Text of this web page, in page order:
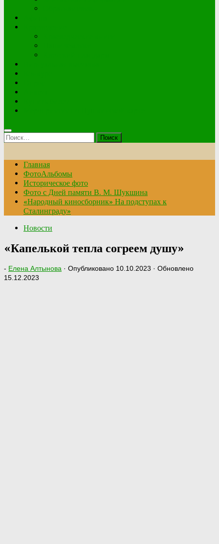
Найти:
Главная
ФотоАльбомы
Историческое фото
Фото с Дней памяти В. М. Шукшина
«Народный киносборник» На подступах к
Сталинграду»
Новости
«Капелькой тепла согреем душу»
- Елена Алтынова · Опубликовано 10.10.2023 · Обновлено
15.12.2023